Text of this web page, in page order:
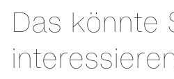
Das könnte